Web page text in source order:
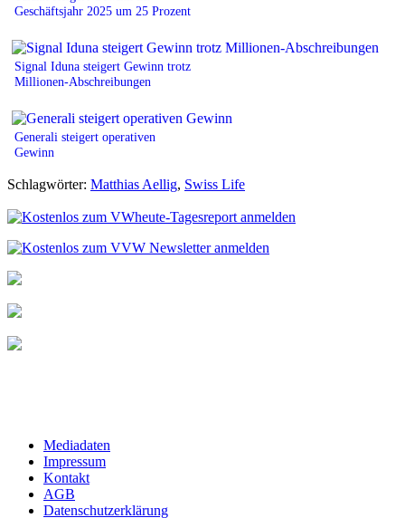
Geschäftsjahr 2025 um 25 Prozent
Signal Iduna steigert Gewinn trotz
Millionen-Abschreibungen
Generali steigert operativen
Gewinn
Schlagwörter: Matthias Aellig, Swiss Life
Mediadaten
Impressum
Kontakt
AGB
Datenschutzerklärung